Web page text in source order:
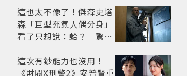
這也太不像了！傑森史塔
森「巨型充氣人偶分身」
看了只想說：蛤？ 驚喜
這次有鈔能力也沒用！
《財閥X刑警2》安普賢重